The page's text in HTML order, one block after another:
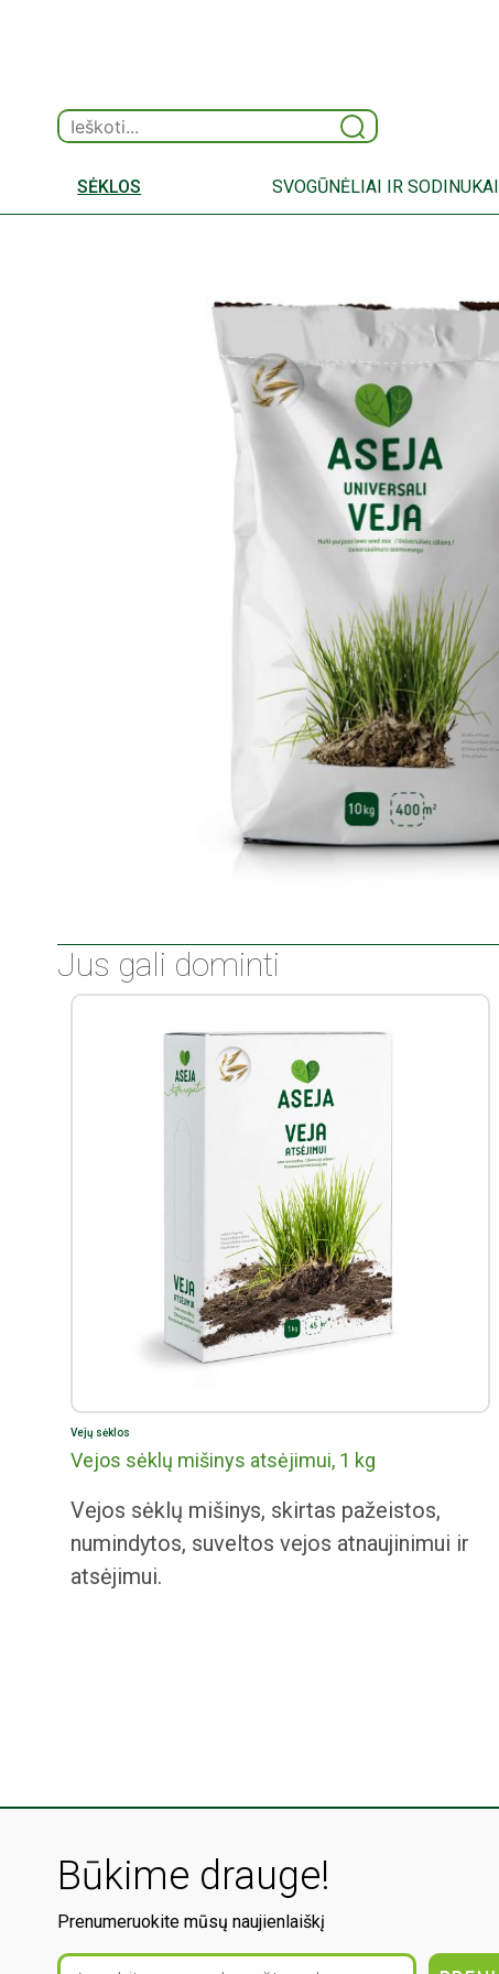
SĖKLOS SVOGŪNĖLIAI IR SODINUKAI
Jus gali dominti
Vejų sėklos
Vejos sėklų mišinys atsėjimui, 1 kg
Vejos sėklų mišinys, skirtas pažeistos,
numindytos, suveltos vejos atnaujinimui ir
atsėjimui.
Būkime drauge!
Prenumeruokite mūsų naujienlaiškį